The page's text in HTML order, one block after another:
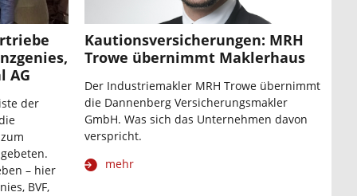
AG
der
– hier
BVF,
Kautionsversicherungen: MRH
Trowe übernimmt Maklerhaus
Der Industriemakler MRH Trowe übernimmt
die Dannenberg Versicherungsmakler
GmbH. Was sich das Unternehmen davon
verspricht.
mehr